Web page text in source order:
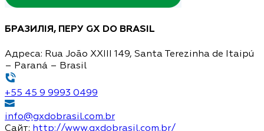
БРАЗИЛІЯ, ПЕРУ GX DO BRASIL
Адреса: Rua João XXIII 149, Santa Terezinha de Itaipú
– Paraná – Brasil
+55 45 9 9993 0499
info@gxdobrasil.com.br
Сайт: http://www.gxdobrasil.com.br/